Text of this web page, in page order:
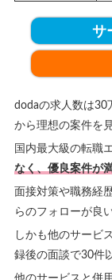
サ
dodaの求人数は30
から理想の案件を
国内最大級の転職
なく、優良案件が
面接対策や職務経
らのフォローが良
しかも他のサービ
録後の面談で30件